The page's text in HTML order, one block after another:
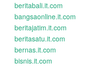
beritabali.it.com
bangsaonline.it.com
beritajatim.it.com
beritasatu.it.com
bernas.it.com
bisnis.it.com